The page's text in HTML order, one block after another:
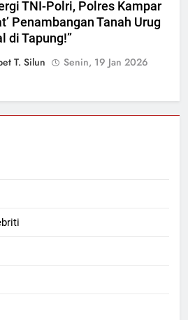
TNI-Polri, Polres Kampar
Penambangan Tanah Urug
di Tapung!”
T. Silun
Senin, 19 Jan 2026